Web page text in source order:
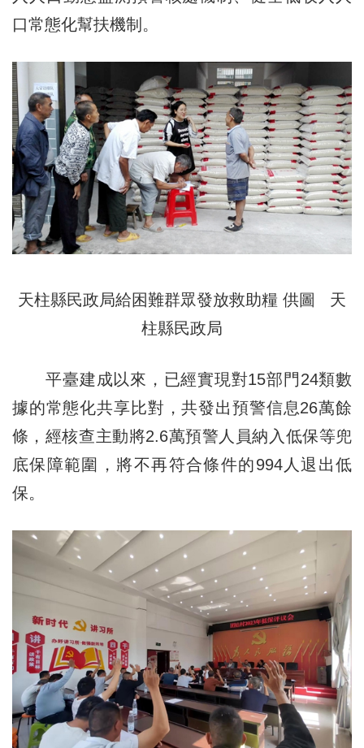
口常態化幫扶機制。
天柱縣民政局給困難群眾發放救助糧 供圖 天
柱縣民政局
平臺建成以來，已經實現對15部門24類數
據的常態化共享比對，共發出預警信息26萬餘
條，經核查主動將2.6萬預警人員納入低保等兜
底保障範圍，將不再符合條件的994人退出低
保。